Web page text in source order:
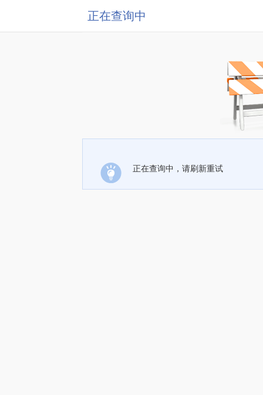
正在查询中
正在查询中，请刷新重试